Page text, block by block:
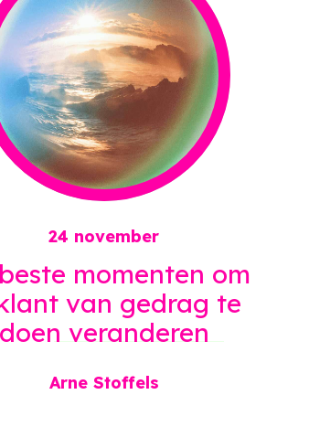
24 november
momenten om
van gedrag te
doen veranderen
Arne Stoffels